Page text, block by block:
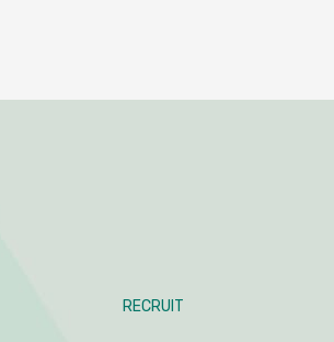
RECRUIT